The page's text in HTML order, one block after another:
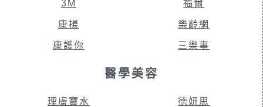
3M
康揚
康護你
福爾
樂齡網
三樂事
醫學美容
理膚寶水 德妍思